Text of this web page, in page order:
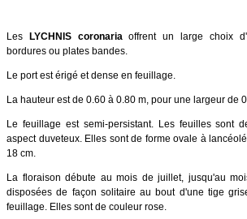
Les LYCHNIS coronaria offrent un large choix
bordures ou plates bandes.
Le port est érigé et dense en feuillage.
La hauteur est de 0.60 à 0.80 m, pour une largeur de
Le feuillage est semi-persistant. Les feuilles sont
aspect duveteux. Elles sont de forme ovale à
18 cm.
La floraison débute au mois de juillet, jusqu'au
disposées de façon solitaire au bout d'une tige
feuillage. Elles sont de couleur rose.